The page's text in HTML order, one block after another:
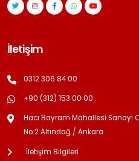
İletişim
0312 306 84 00
+90 (312) 153 00 00
Hacı Bayram Mahallesi Sanayi
No:2 Altındağ / Ankara
İletişim Bilgileri